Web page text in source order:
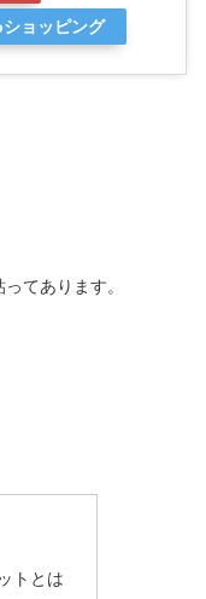
ョッピング
てあります。
トとは